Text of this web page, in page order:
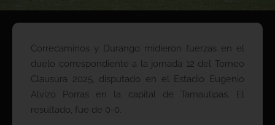
Correcaminos y Durango midieron fuerzas en el
duelo correspondiente a la jornada 12 del Torneo
Clausura 2025, disputado en el Estadio Eugenio
Alvizo Porras en la capital de Tamaulipas. El
resultado, fue de 0-0.